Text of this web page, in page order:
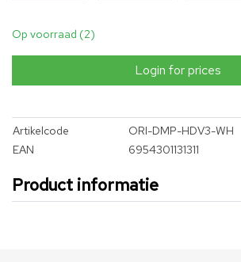
Op voorraad (2)
Login for prices
Artikelcode
ORI-DMP-HDV3-WH
EAN
6954301131311
Product informatie